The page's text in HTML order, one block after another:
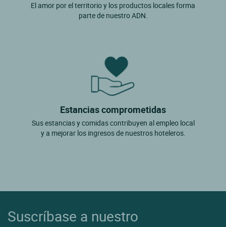
El amor por el territorio y los productos locales forma
parte de nuestro ADN.
Estancias comprometidas
Sus estancias y comidas contribuyen al empleo local
y a mejorar los ingresos de nuestros hoteleros.
Suscríbase a nuestro